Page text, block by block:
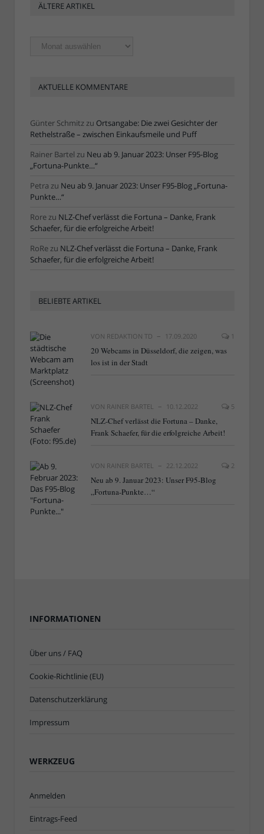
ÄLTERE ARTIKEL
Ältere
Artikel
AKTUELLE KOMMENTARE
Günter Schmitzzu Ortsangabe: Die zwei Gesichter der
Rethelstraße – zwischen Einkaufsmeile und Puff
Rainer Bartel zu Neu ab 9. Januar 2023: Unser F95-Blog
„Fortuna-Punkte…“
Petra zu Neu ab 9. Januar 2023: Unser F95-Blog „Fortuna-
Punkte…“
Rorezu NLZ-Chef verlässt die Fortuna – Danke, Frank
Schaefer, für die erfolgreiche Arbeit!
RoRezu NLZ-Chef verlässt die Fortuna – Danke, Frank
Schaefer, für die erfolgreiche Arbeit!
BELIEBTE ARTIKEL
VON REDAKTION TD 17.09.2020 1
20 Webcams in Düsseldorf, die zeigen, was
los ist in der Stadt
VON RAINER BARTEL 10.12.2022 5
NLZ-Chef verlässt die Fortuna – Danke,
Frank Schaefer, für die erfolgreiche Arbeit!
VON RAINER BARTEL 22.12.2022 2
Neu ab 9. Januar 2023: Unser F95-Blog
„Fortuna-Punkte…“
INFORMATIONEN
Über uns / FAQ
Cookie-Richtlinie (EU)
Datenschutzerklärung
Impressum
WERKZEUG
Anmelden
Eintrags-Feed